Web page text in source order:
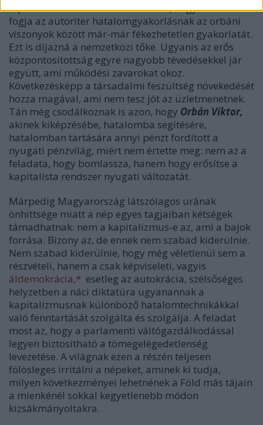
A parlamenti ellenzék azt is hirdeti, hogy korlátozni
fogja az autoriter hatalomgyakorlásnak az orbáni
viszonyok között már-már fékezhetetlen gyakorlatát.
Ezt is díjazná a nemzetközi tőke. Ugyanis az erős
központosítottság egyre nagyobb tévedésekkel jár
együtt, ami működési zavarokat okoz.
Következésképp a társadalmi feszültség növekedését
hozza magával, ami nem tesz jót az üzletmenetnek.
Tán még csodálkoznak is azon, hogy Orbán Viktor,
akinek kiképzésébe, hatalomba segítésére,
hatalomban tartására annyi pénzt fordított a
nyugati pénzvilág, miért nem értette meg: nem az a
feladata, hogy bomlassza, hanem hogy erősítse a
kapitalista rendszer nyugati változatát.
Márpedig Magyarország látszólagos urának
önhittsége miatt a nép egyes tagjaiban kétségek
támadhatnak: nem a kapitalizmus-e az, ami a bajok
forrása. Bizony az, de ennek nem szabad kiderülnie.
Nem szabad kiderülnie, hogy még véletlenül sem a
részvételi, hanem a csak képviseleti, vagyis
áldemokrácia,* esetleg az autokrácia, szélsőséges
helyzetben a náci diktatúra ugyanannak a
kapitalizmusnak különböző hatalomtechnikákkal
való fenntartását szolgálta és szolgálja. A feladat
most az, hogy a parlamenti váltógazdálkodással
legyen biztosítható a tömegelégedetlenség
levezetése. A világnak ezen a részén teljesen
fölösleges irritálni a népeket, aminek ki tudja,
milyen következményei lehetnének a Föld más tájain
a mienkénél sokkal kegyetlenebb módon
kizsákmányoltakra.